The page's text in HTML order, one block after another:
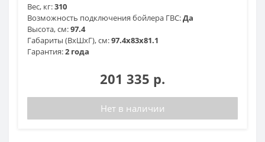
Вес, кг:310
Возможность подключения бойлера ГВС:Да
Высота, см:97.4
Габариты (ВхШхГ), см:97.4х83х81.1
Гарантия:2 года
201 335 р.
Нет в наличии